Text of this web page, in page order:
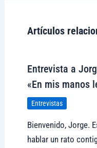
Artículos
Entrevista a
«En mis manos
Entrevistas
Bienvenido, Jorge.
hablar un rato